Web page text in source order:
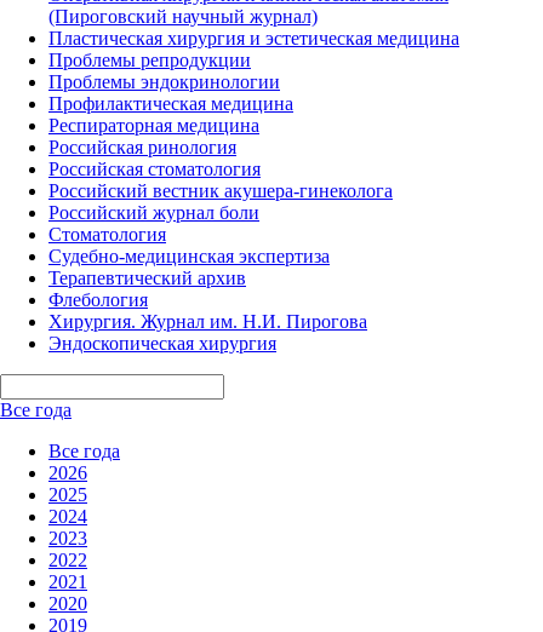
(Пироговский научный журнал)
Пластическая хирургия и эстетическая медицина
Проблемы репродукции
Проблемы эндокринологии
Профилактическая медицина
Респираторная медицина
Российская ринология
Российская стоматология
Российский вестник акушера-гинеколога
Российский журнал боли
Стоматология
Судебно-медицинская экспертиза
Терапевтический архив
Флебология
Хирургия. Журнал им. Н.И. Пирогова
Эндоскопическая хирургия
Все года
Все года
2026
2025
2024
2023
2022
2021
2020
2019